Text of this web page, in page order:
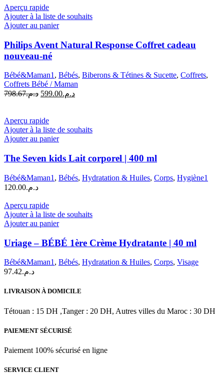
Aperçu rapide
Ajouter à la liste de souhaits
Ajouter au panier
Philips Avent Natural Response Coffret cadeau
nouveau-né
Bébé&Maman1, Bébés, Biberons & Tétines & Sucette, Coffrets,
Coffrets Bébé / Maman
د.م.798.67
Le
était :
د.م.798.67.
د.م.599.00
Le
Aperçu rapide
Ajouter à la liste de souhaits
Ajouter au panier
The Seven kids Lait corporel | 400 ml
Bébé&Maman1 , Bébés, Hydratation & Huiles, Corps, Hygiène1
د.م.120.00
Aperçu rapide
Ajouter à la liste de souhaits
Ajouter au panier
Uriage – BÉBÉ 1ère Crème Hydratante | 40 ml
Bébé&Maman1 , Bébés, Hydratation & Huiles, Corps, Visage
د.م.97.42
LIVRAISON À DOMICILE
Tétouan : 15 DH ,Tanger : 20 DH, Autres villes du Maroc : 30 DH
PAIEMENT SÉCURISÉ
Paiement 100% sécurisé en ligne
SERVICE CLIENT